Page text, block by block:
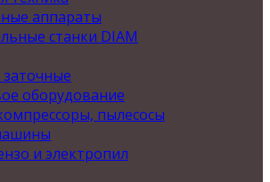
аппараты
станки DIAM
оборудование
пылесосы
и электропил